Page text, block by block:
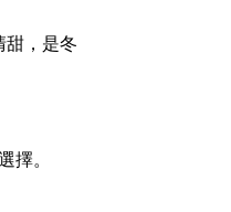
甜，是冬
擇。